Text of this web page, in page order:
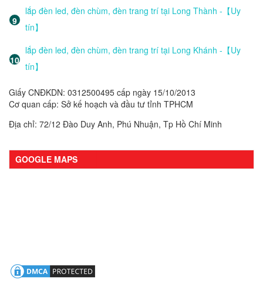
lắp đèn led, đèn chùm, đèn trang trí tại Long Thành -【Uy
tín】
lắp đèn led, đèn chùm, đèn trang trí tại Long Khánh -【Uy
tín】
Giấy CNĐKDN: 0312500495 cấp ngày 15/10/2013
Cơ quan cấp: Sở kế hoạch và đầu tư tỉnh TPHCM
Địa chỉ: 72/12 Đào Duy Anh, Phú Nhuận, Tp Hồ Chí Minh
GOOGLE MAPS